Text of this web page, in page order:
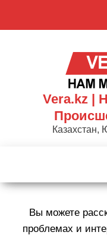
Vera.kz |
Вы можете
проблемах и